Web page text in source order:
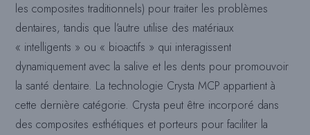
les composites traditionnels) pour traiter les problèmes
dentaires, tandis que l’autre utilise des matériaux
« intelligents » ou « bioactifs » qui interagissent
dynamiquement avec la salive et les dents pour promouvoir
la santé dentaire. La technologie Crysta MCP appartient à
cette dernière catégorie. Crysta peut être incorporé dans
des composites esthétiques et porteurs pour faciliter la